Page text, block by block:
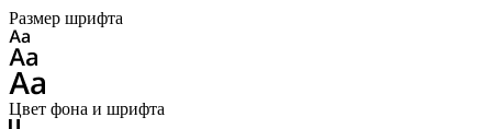
Размер шрифта
Цвет фона и шрифта